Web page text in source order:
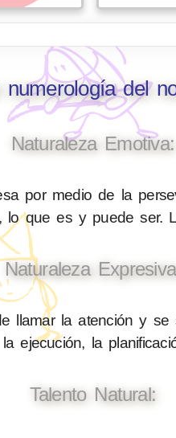
numerología del
Naturaleza Emotiva:
por medio de la
lo que es y puede ser.
Naturaleza
llamar la atención y
ejecución, la
Talento Natural: